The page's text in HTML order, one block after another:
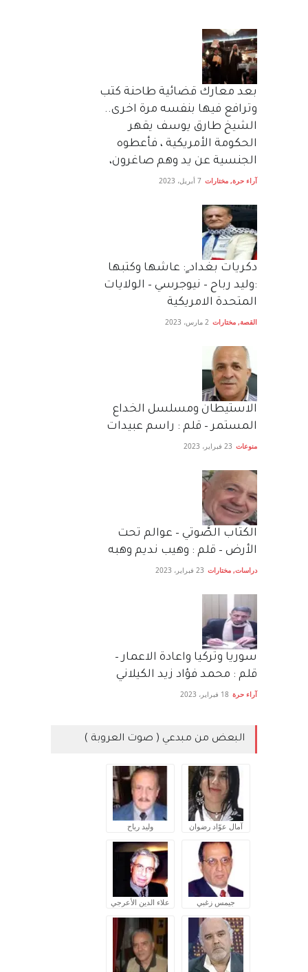
بعد معارك قضائية طاحنة كتب
وترافع فيها بنفسه مرة اخرى..
الشيخ طارق يوسف يقهر
الحكومة الأمريكية ، فأعطوه
الجنسية عن يد وهم صاغرون،
آراء حرة, مختارات 7 أبريل، 2023
دكريات بغداد ٍ: عاشها وكتبها
:وليد رباح – نيوجرسي – الولايات
المتحدة الامريكية
القصة, مختارات 2 مارس، 2023
الاستيطان ومسلسل الخداع
المستمر – قلم : راسم عبيدات
منوعات 23 فبراير، 2023
الكتاب الصَّوتي – عوالم تحت
الأرض – قلم : وهيب نديم وهبه
دراسات, مختارات 23 فبراير، 2023
سوريا وتركيا واعادة الاعمار –
قلم : محمد فؤاد زيد الكيلاني
آراء حرة 18 فبراير، 2023
البعض من مبدعي ( صوت العروبة )
آمال عوّاد رضوان وليد رباح
جيمس زغبي علاء الدين الأعرجي